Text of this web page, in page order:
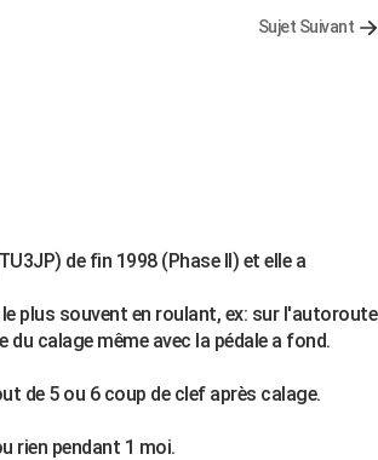
Sujet Suivant
de fin 1998 (Phase II) et elle a
plus souvent en roulant, ex: sur l'autoroute
du calage même avec la pédale a fond.
de 5 ou 6 coup de clef après calage.
rien pendant 1 moi.